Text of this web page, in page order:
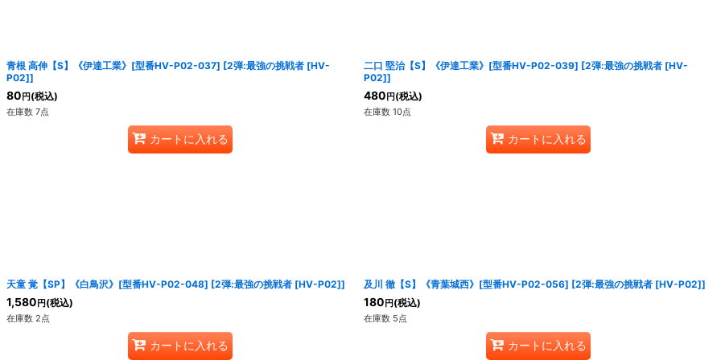
青根 高伸【S】《伊達工業》[型番HV-P02-037] [2弾:最強の挑戦者 [HV-
P02]]
80 円(税込)
在庫数 7点
カートに入れる
二口 堅治【S】《伊達工業》[型番HV-P02-039] [2弾:最強の挑戦者 [HV-
P02]]
480 円 (税込)
在庫数 10点
カートに入れる
天童 覚【SP】《白鳥沢》[型番HV-P02-048] [2弾:最強の挑戦者 [HV-P02]]
1,580 円(税込)
在庫数 2点
カートに入れる
及川 徹【S】《青葉城西》[型番HV-P02-056] [2弾:最強の挑戦者 [HV-P02]]
180 円 (税込)
在庫数 5点
カートに入れる